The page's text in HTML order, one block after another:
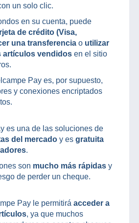
un solo clic.
en su cuenta, puede
de crédito (Visa,
una transferencia o utilizar
artículos vendidos en el sitio
Pay es, por supuesto,
y conexiones encriptados
es una de las soluciones de
del mercado y es gratuita
.
son mucho más rápidas y
de perder un cheque.
Pay le permitirá acceder a
, ya que muchos